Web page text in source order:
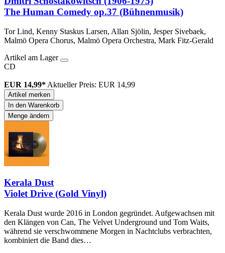
The Human Comedy op.37 (Bühnenmusik)
Tor Lind, Kenny Staskus Larsen, Allan Sjölin, Jesper Sivebaek,
Malmö Opera Chorus, Malmö Opera Orchestra, Mark Fitz-Gerald
Artikel am Lager
CD
EUR 14,99* Aktueller Preis: EUR 14,99
Artikel merken
In den Warenkorb
Menge ändern
Kerala Dust
Violet Drive (Gold Vinyl)
Kerala Dust wurde 2016 in London gegründet. Aufgewachsen mit
den Klängen von Can, The Velvet Underground und Tom Waits,
während sie verschwommene Morgen in Nachtclubs verbrachten,
kombiniert die Band dies…